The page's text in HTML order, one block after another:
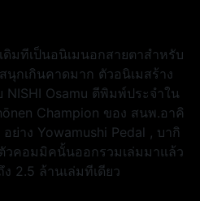
เดิมทีเป็นอนิเมนอกสายตาสำหรับ
กเกินคาดมาก ตัวอนิเมสร้าง
Osamu ตีพิมพ์ประจำใน
Champion ของ สนพ.อาคิ
ย่าง Yowamushi Pedal , บากิ
วคอมมิคนั้นออกรวมเล่มมาแล้ว
2.5 ล้านเล่มทีเดียว